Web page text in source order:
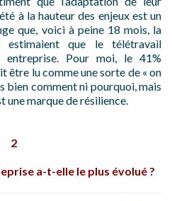
à la hauteur des enjeux est un
que, voici à peine 18 mois, la
estimaient que le télétravail
Pour moi, le 41%
être lu comme une sorte de « on
bien comment ni pourquoi, mais
une marque de résilience.
2
a-t-elle le plus évolué ?